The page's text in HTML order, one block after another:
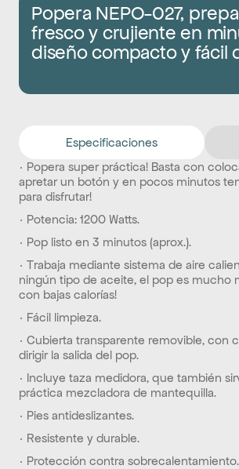
Popera NEPO-027,
fresco y crujiente en
diseño compacto y fácil
Especificaciones
· Popera super práctica! Basta con
apretar un botón y en pocos minutos
para disfrutar!
· Potencia: 1200 Watts.
· Pop listo en 3 minutos (aprox.).
· Trabaja mediante sistema de aire
ningún tipo de aceite, el pop es mucho
con bajas calorías!
· Fácil limpieza.
· Cubierta transparente removible, con
dirigir la salida del pop.
· Incluye taza medidora, que también
práctica mezcladora de mantequilla.
· Pies antideslizantes.
· Resistente y durable.
· Protección contra sobrecalentamiento.